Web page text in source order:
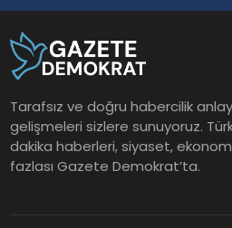
Tarafsız ve doğru habercilik
gelişmeleri sizlere sunuyoruz.
dakika haberleri, siyaset,
fazlası Gazete Demokrat’ta.